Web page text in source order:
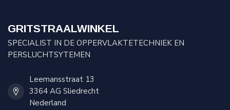
GRITSTRAALWINKEL
SPECIALIST IN DE OPPERVLAKTETECHNIEK EN
PERSLUCHTSYTEMEN
Leemansstraat 13
3364 AG Sliedrecht
Nederland